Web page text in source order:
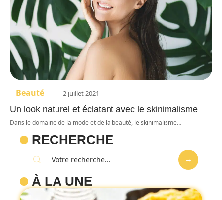
Beauté 2 juillet 2021
Un look naturel et éclatant avec le skinimalisme
Dans le domaine de la mode et de la beauté, le skinimalisme…
RECHERCHE
À LA UNE